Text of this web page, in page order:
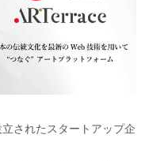
されたスタートアップ企